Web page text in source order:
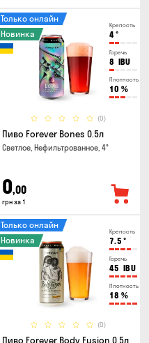
Крепость
4°
Горечь
8 IBU
Плотность
10 %
(0)
Только онлайн
Новинка
Пиво Forever Bones 0.5л
Светлое, Нефильтрованное, 4°
0,00
грн за 1
Крепость
7.5 °
Горечь
45 IBU
Плотность
18 %
(0)
Только онлайн
Новинка
Пиво Forever Body Fusion 0.5л